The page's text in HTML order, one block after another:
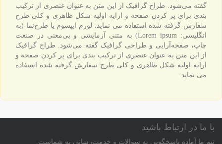
گفته می‌شود. طراح گرافیک از این متن به عنوان عنصری از ترکیب
بندی برای پر کردن صفحه و ارایه اولیه شکل ظاهری و کلی طرح
سفارش گرفته شده استفاده می نماید. لورم ایپسوم یا طرح‌نما (به
انگلیسی: Lorem ipsum) به متنی آزمایشی و بی‌معنی در صنعت
چاپ، صفحه‌آرایی و طراحی گرافیک گفته می‌شود. طراح گرافیک
از این متن به عنوان عنصری از ترکیب بندی برای پر کردن صفحه و
ارایه اولیه شکل ظاهری و کلی طرح سفارش گرفته شده استفاده
می نماید.
با ما در ارتباط باشید
تیم ما آماده پاسخگویی به سوالات و خدمت‌رسانی به شماست.